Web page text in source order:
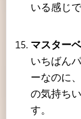
いる感じで
マスター
いちばん
ーなのに
の気持ち
す。